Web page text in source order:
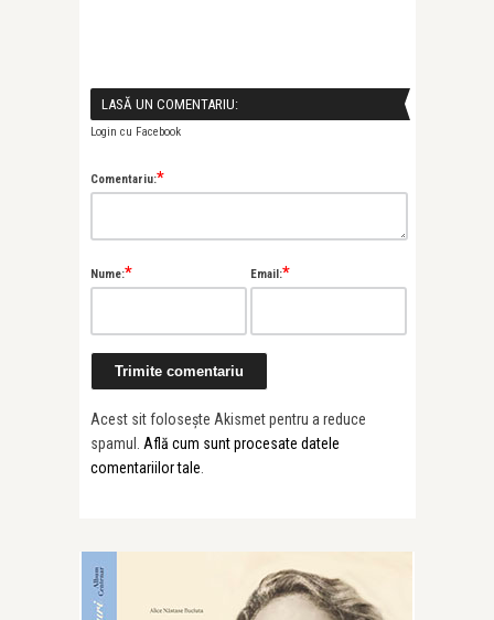
LASĂ UN COMENTARIU:
Login cu Facebook
Comentariu:*
Nume:* Email:*
Acest sit folosește Akismet pentru a reduce
spamul. Află cum sunt procesate datele
comentariilor tale